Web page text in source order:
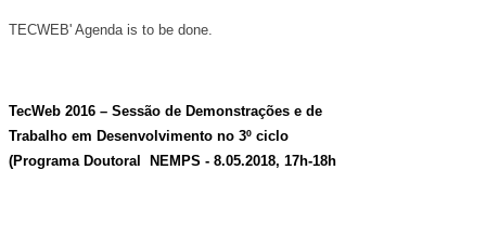
TECWEB' Agenda is to be done.
TecWeb 2016 – Sessão de Demonstrações e de
Trabalho em Desenvolvimento no 3º ciclo
(Programa Doutoral NEMPS - 8.05.2018, 17h-18h